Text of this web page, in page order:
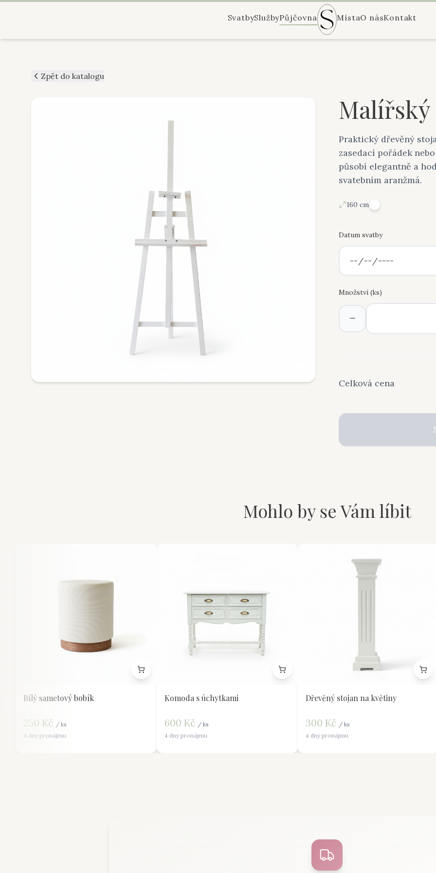
SvatbySlužbyPůjčovna MístaO násKontakt
Zpět do katalogu
Malířský
Praktický dřevěný
zasedací pořádek
působí elegantně a
svatebním aranžmá.
160 cm
Datum svatby
Množství (ks)
−
Celková cena
Mohlo by se Vám líbit
Bílý sametový bobík
250 Kč / ks
4 dny pronájmu
Komoda s úchytkami
600 Kč / ks
4 dny pronájmu
Dřevěný stojan na květiny
300 Kč / ks
4 dny pronájmu